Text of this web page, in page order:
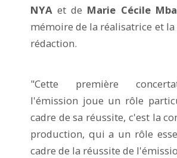
NYA et de Marie Cécile
mémoire de la réalisatrice et la
rédaction.
"Cette première
l'émission joue un rôle
cadre de sa réussite, c'est la
production, qui a un rôle
cadre de la réussite de